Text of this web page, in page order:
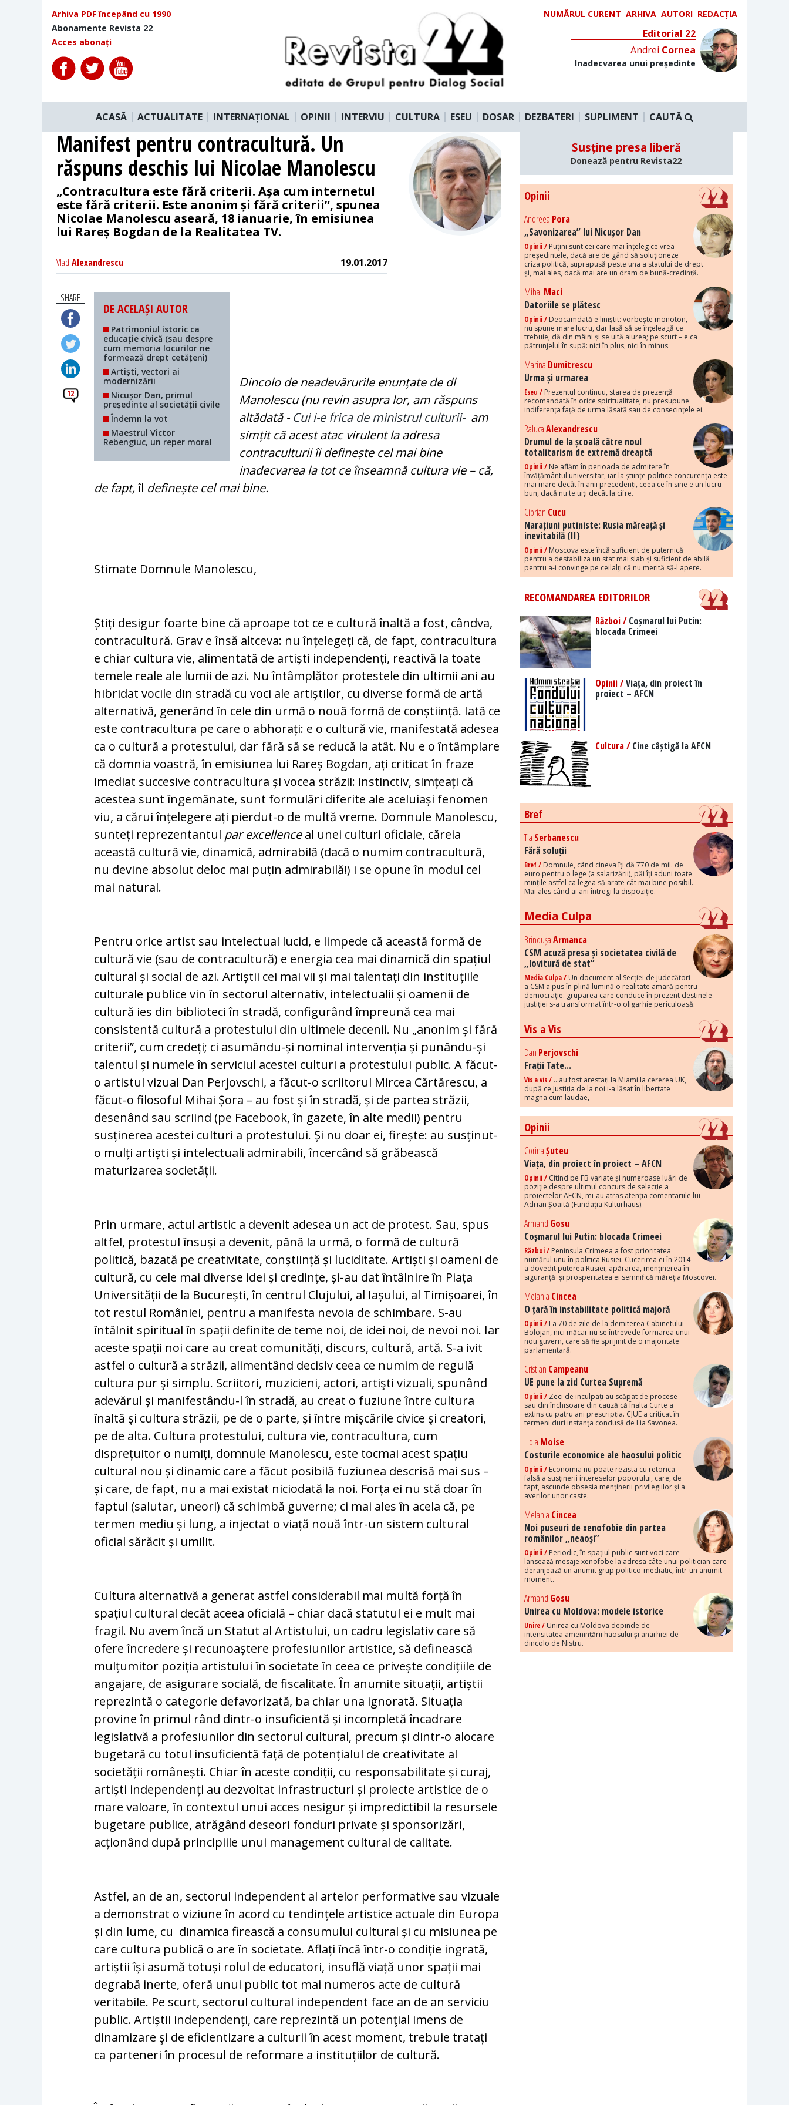
Arhiva PDF începând cu 1990
Abonamente Revista 22
Acces abonați
NUMĂRUL CURENT ARHIVA AUTORI REDACȚIA
Editorial 22
Andrei Cornea
Inadecvarea unui președinte
ACASĂ ACTUALITATE INTERNAȚIONAL OPINII INTERVIU CULTURA ESEU DOSAR DEZBATERI SUPLIMENT CAUTĂ
Manifest pentru contracultură. Un
răspuns deschis lui Nicolae Manolescu
„Contracultura este fără criterii. Așa cum internetul
este fără criterii. Este anonim și fără criterii”, spunea
Nicolae Manolescu aseară, 18 ianuarie, în emisiunea
lui Rareș Bogdan de la Realitatea TV.
Vlad Alexandrescu 19.01.2017
SHARE
12
DE ACELAȘI AUTOR
Patrimoniul istoric ca
educație civică (sau despre
cum memoria locurilor ne
formează drept cetățeni)
Artiști, vectori ai
modernizării
Nicușor Dan, primul
președinte al societății civile
Îndemn la vot
Maestrul Victor
Rebengiuc, un reper moral
Dincolo de neadevărurile enunțate de dl
Manolescu (nu revin asupra lor, am răspuns
altădată - Cui i-e frica de ministrul culturii- am
simțit că acest atac virulent la adresa
contraculturii îi definește cel mai bine
inadecvarea la tot ce înseamnă cultura vie – că,
de fapt,îl definește cel mai bine.
Stimate Domnule Manolescu,
Știți desigur foarte bine că aproape tot ce e cultură înaltă a fost, cândva,
contracultură. Grav e însă altceva: nu înțelegeți că, de fapt, contracultura
e chiar cultura vie, alimentată de artiști independenți, reactivă la toate
temele reale ale lumii de azi. Nu întâmplător protestele din ultimii ani au
hibridat vocile din stradă cu voci ale artiștilor, cu diverse formă de artă
alternativă, generând în cele din urmă o nouă formă de conștiință. Iată ce
este contracultura pe care o abhorați: e o cultură vie, manifestată adesea
ca o cultură a protestului, dar fără să se reducă la atât. Nu e o întâmplare
că domnia voastră, în emisiunea lui Rareș Bogdan, ați criticat în fraze
imediat succesive contracultura și vocea străzii: instinctiv, simțeați că
acestea sunt îngemănate, sunt formulări diferite ale aceluiași fenomen
viu, a cărui înțelegere ați pierdut-o de multă vreme. Domnule Manolescu,
sunteți reprezentantul par excellenceal unei culturi oficiale, căreia
această cultură vie, dinamică, admirabilă (dacă o numim contracultură,
nu devine absolut deloc mai puțin admirabilă!) i se opune în modul cel
mai natural.
Pentru orice artist sau intelectual lucid, e limpede că această formă de
cultură vie (sau de contracultură) e energia cea mai dinamică din spațiul
cultural și social de azi. Artiștii cei mai vii și mai talentați din instituțiile
culturale publice vin în sectorul alternativ, intelectualii și oamenii de
cultură ies din biblioteci în stradă, configurând împreună cea mai
consistentă cultură a protestului din ultimele decenii. Nu „anonim și fără
criterii”, cum credeți; ci asumându-și nominal intervenția și punându-și
talentul și numele în serviciul acestei culturi a protestului public. A făcut-
o artistul vizual Dan Perjovschi, a făcut-o scriitorul Mircea Cărtărescu, a
făcut-o filosoful Mihai Șora – au fost și în stradă, și de partea străzii,
desenând sau scriind (pe Facebook, în gazete, în alte medii) pentru
susținerea acestei culturi a protestului. Și nu doar ei, firește: au susținut-
o mulți artiști și intelectuali admirabili, încercând să grăbească
maturizarea societății.
Prin urmare, actul artistic a devenit adesea un act de protest. Sau, spus
altfel, protestul însuși a devenit, până la urmă, o formă de cultură
politică, bazată pe creativitate, conștiință și luciditate. Artiști și oameni de
cultură, cu cele mai diverse idei și credințe, și-au dat întâlnire în Piața
Universității de la București, în centrul Clujului, al Iașului, al Timișoarei, în
tot restul României, pentru a manifesta nevoia de schimbare. S-au
întâlnit spiritual în spații definite de teme noi, de idei noi, de nevoi noi. Iar
aceste spații noi care au creat comunități, discurs, cultură, artă. S-a ivit
astfel o cultură a străzii, alimentând decisiv ceea ce numim de regulă
cultura pur şi simplu. Scriitori, muzicieni, actori, artişti vizuali, spunând
adevărul și manifestându-l în stradă, au creat o fuziune între cultura
înaltă şi cultura străzii, pe de o parte, și între mişcările civice şi creatori,
pe de alta. Cultura protestului, cultura vie, contracultura, cum
disprețuitor o numiți, domnule Manolescu, este tocmai acest spațiu
cultural nou și dinamic care a făcut posibilă fuziunea descrisă mai sus –
și care, de fapt, nu a mai existat niciodată la noi. Forța ei nu stă doar în
faptul (salutar, uneori) că schimbă guverne; ci mai ales în acela că, pe
termen mediu și lung, a injectat o viață nouă într-un sistem cultural
oficial sărăcit și umilit.
Cultura alternativă a generat astfel considerabil mai multă forță în
spațiul cultural decât aceea oficială – chiar dacă statutul ei e mult mai
fragil. Nu avem încă un Statut al Artistului, un cadru legislativ care să
ofere încredere și recunoaștere profesiunilor artistice, să definească
mulțumitor poziția artistului în societate în ceea ce privește condițiile de
angajare, de asigurare socială, de fiscalitate. În anumite situații, artiștii
reprezintă o categorie defavorizată, ba chiar una ignorată. Situația
provine în primul rând dintr-o insuficientă și incompletă încadrare
legislativă a profesiunilor din sectorul cultural, precum și dintr-o alocare
bugetară cu totul insuficientă față de potențialul de creativitate al
societății românești. Chiar în aceste condiții, cu responsabilitate și curaj,
artiști independenți au dezvoltat infrastructuri și proiecte artistice de o
mare valoare, în contextul unui acces nesigur și impredictibil la resursele
bugetare publice, atrăgând deseori fonduri private și sponsorizări,
acționând după principiile unui management cultural de calitate.
Astfel, an de an, sectorul independent al artelor performative sau vizuale
a demonstrat o viziune în acord cu tendințele artistice actuale din Europa
și din lume, cu dinamica firească a consumului cultural și cu misiunea pe
care cultura publică o are în societate. Aflați încă într-o condiție ingrată,
artiștii își asumă totuși rolul de educatori, insuflă viață unor spații mai
degrabă inerte, oferă unui public tot mai numeros acte de cultură
veritabile. Pe scurt, sectorul cultural independent face an de an serviciu
public. Artiștii independenți, care reprezintă un potenţial imens de
dinamizare şi de eficientizare a culturii în acest moment, trebuie tratați
ca parteneri în procesul de reformare a instituțiilor de cultură.
Susține presa liberă
Donează pentru Revista22
Opinii
Andreea Pora
„Savonizarea” lui Nicușor Dan
Opinii / Puțini sunt cei care mai înțeleg ce vrea
președintele, dacă are de gând să soluționeze
criza politică, suprapusă peste una a statului de drept
și, mai ales, dacă mai are un dram de bună-credință.
Mihai Maci
Datoriile se plătesc
Opinii / Deocamdată e liniștit: vorbește monoton,
nu spune mare lucru, dar lasă să se înțeleagă ce
trebuie, dă din mâini și se uită aiurea; pe scurt – e ca
pătrunjelul în supă: nici în plus, nici în minus.
Marina Dumitrescu
Urma și urmarea
Eseu / Prezentul continuu, starea de prezență
recomandată în orice spiritualitate, nu presupune
indiferența față de urma lăsată sau de consecințele ei.
RalucaAlexandrescu
Drumul de la școală către noul
totalitarism de extremă dreaptă
Opinii / Ne aflăm în perioada de admitere în
învățământul universitar, iar la științe politice concurența este
mai mare decât în anii precedenți, ceea ce în sine e un lucru
bun, dacă nu te uiți decât la cifre.
Ciprian Cucu
Narațiuni putiniste: Rusia măreață și
inevitabilă (II)
Opinii / Moscova este încă suficient de puternică
pentru a destabiliza un stat mai slab și suficient de abilă
pentru a-i convinge pe ceilalți că nu merită să-l apere.
RECOMANDAREA EDITORILOR
Război /Coșmarul lui Putin:
blocada Crimeei
Opinii /Viața, din proiect în
proiect – AFCN
Cultura /Cine câștigă la AFCN
Bref
Tia Serbanescu
Fără soluții
Bref / Domnule, când cineva îți dă 770 de mil. de
euro pentru o lege (a salarizării), păi îți aduni toate
mințile astfel ca legea să arate cât mai bine posibil.
Mai ales când ai ani întregi la dispoziție.
Media Culpa
BrîndușaArmanca
CSM acuză presa și societatea civilă de
„lovitură de stat”
Media Culpa / Un document al Secției de judecători
a CSM a pus în plină lumină o realitate amară pentru
democrație: gruparea care conduce în prezent destinele
justiției s-a transformat într-o oligarhie periculoasă.
Vis a Vis
Dan Perjovschi
Frații Tate...
Vis a vis / ...au fost arestați la Miami la cererea UK,
după ce Justiția de la noi i-a lăsat în libertate
magna cum laudae,
Opinii
CorinaȘuteu
Viața, din proiect în proiect – AFCN
Opinii / Citind pe FB variate și numeroase luări de
poziție despre ultimul concurs de selecție a
proiectelor AFCN, mi-au atras atenția comentariile lui
Adrian Șoaită (Fundația Kulturhaus).
Armand Gosu
Coșmarul lui Putin: blocada Crimeei
Război / Peninsula Crimeea a fost prioritatea
numărul unu în politica Rusiei. Cucerirea ei în 2014
a dovedit puterea Rusiei, apărarea, menținerea în
siguranță și prosperitatea ei semnifică măreția Moscovei.
Melania Cincea
O țară în instabilitate politică majoră
Opinii / La 70 de zile de la demiterea Cabinetului
Bolojan, nici măcar nu se întrevede formarea unui
nou guvern, care să fie sprijinit de o majoritate
parlamentară.
Cristian Campeanu
UE pune la zid Curtea Supremă
Opinii / Zeci de inculpați au scăpat de procese
sau din închisoare din cauză că Înalta Curte a
extins cu patru ani prescripția. CJUE a criticat în
termeni duri instanța condusă de Lia Savonea.
Lidia Moise
Costurile economice ale haosului politic
Opinii / Economia nu poate rezista cu retorica
falsă a susținerii intereselor poporului, care, de
fapt, ascunde obsesia menținerii privilegiilor și a
averilor unor caste.
Melania Cincea
Noi puseuri de xenofobie din partea
românilor „neaoși”
Opinii / Periodic, în spațiul public sunt voci care
lansează mesaje xenofobe la adresa câte unui politician care
deranjează un anumit grup politico-mediatic, într-un anumit
moment.
Armand Gosu
Unirea cu Moldova: modele istorice
Unire / Unirea cu Moldova depinde de
intensitatea amenințării haosului și anarhiei de
dincolo de Nistru.